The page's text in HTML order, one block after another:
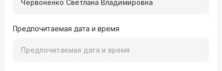
Предпочитаемая дата и время